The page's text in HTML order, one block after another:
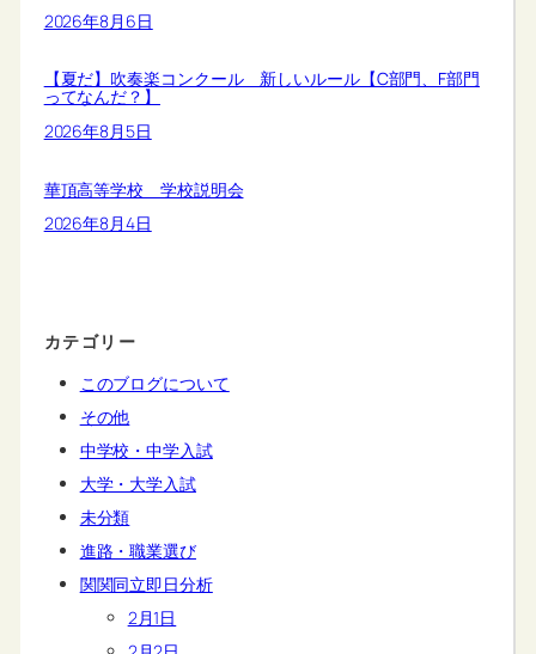
2026年8月6日
【夏だ】吹奏楽コンクール 新しいルール【C部門、F部門
ってなんだ？】
2026年8月5日
華頂高等学校 学校説明会
2026年8月4日
カテゴリー
このブログについて
その他
中学校・中学入試
大学・大学入試
未分類
進路・職業選び
関関同立即日分析
2月1日